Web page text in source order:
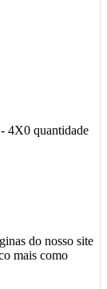
quantidade
do nosso site
mais como